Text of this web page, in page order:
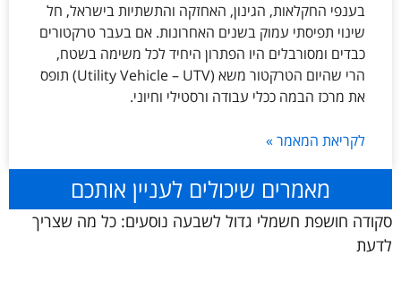
בענפי החקלאות, הגינון, האחזקה והתשתיות בישראל, חל
שינוי תפיסתי עמוק בשנים האחרונות. אם בעבר טרקטורים
כבדים ומסורבלים היו הפתרון היחיד לכל משימה בשטח,
הרי שהיום הטרקטור משא (Utility Vehicle – UTV) תופס
את מרכז הבמה ככלי עבודה ורסטילי וחיוני.
לקריאת המאמר »
מאמרים שיכולים לעניין אותכם
סקודה חושפת חשמלי גדול לשבעה נוסעים: כל מה שצריך
לדעת